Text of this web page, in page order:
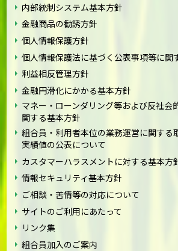
内部統制システム基本方針
金融商品の勧誘方針
個人情報保護方針
個人情報保護法に基づく公表事項等に関
利益相反管理方針
金融円滑化にかかる基本方針
マネー・ローンダリング等および反社会
関する基本方針
組合員・利用者本位の業務運営に関する
実績値の公表について
カスタマーハラスメントに対する基本方
情報セキュリティ基本方針
ご相談・苦情等の対応について
サイトのご利用にあたって
リンク集
組合員加入のご案内